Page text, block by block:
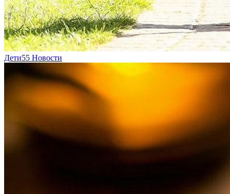
Дети55 Новости